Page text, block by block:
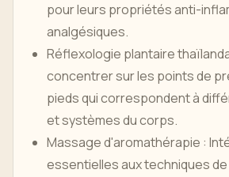
pour leurs propriétés anti-
analgésiques.
Réflexologie plantaire
concentrer sur les points de
pieds qui correspondent à
et systèmes du corps.
Massage d'aromathérapie :
essentielles aux techniques